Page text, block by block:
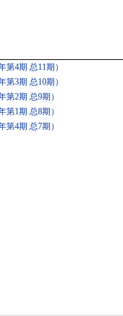
4期 总11期）
3期 总10期）
2期 总9期）
1期 总8期）
4期 总7期）